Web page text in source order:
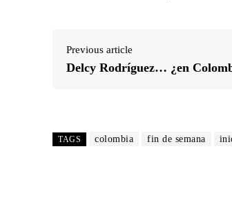
Previous article
Delcy Rodríguez… ¿en
TAGS colombia fin de semana